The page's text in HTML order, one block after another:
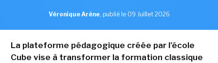
Véronique Arène, publié le 09 Juillet 2026
La plateforme pédagogique créée par l'école
Cube vise à transformer la formation classique